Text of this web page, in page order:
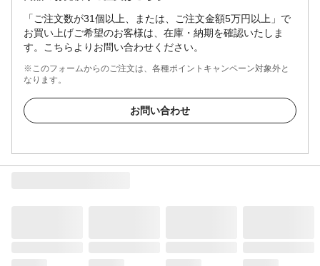
「ご注文数が31個以上、または、ご注文金額5万円以上」で
お買い上げご希望のお客様は、在庫・納期を確認いたしま
す。こちらよりお問い合わせください。
※このフォームからのご注文は、各種ポイントキャンペーン対象外と
なります。
お問い合わせ